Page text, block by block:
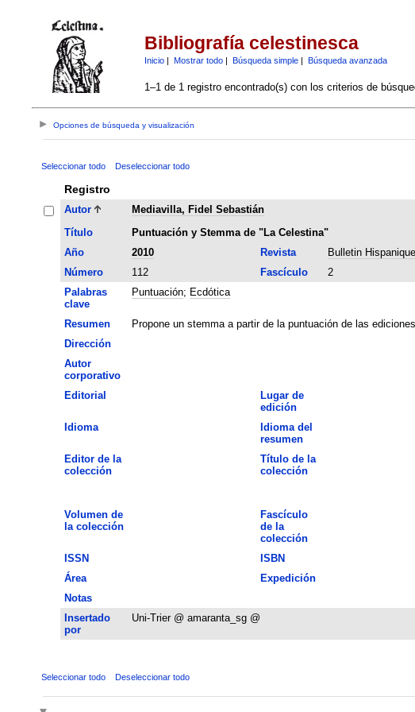
Bibliografía celestinesca
Inicio| Mostrar todo| Búsqueda simple| Búsqueda avanzada
1–1 de 1 registro encontrado(s) con los criterios de
Opciones de búsqueda y visualización
Seleccionar todo Deseleccionar todo
Registro
Autor
Mediavilla, Fidel Sebastián
Título
Puntuación y Stemma de "La Celestina"
Año
2010 Revista Bulletin Hispanique
Número
112 Fascículo 2
Palabras
clave
Puntuación; Ecdótica
Resumen
Propone un stemma a partir de la puntuación de las ediciones
Dirección
Autor
corporativo
Editorial
Lugar de
edición
Idioma
Idioma del
resumen
Editor de la
colección
Título de la
colección
Volumen de
la colección
Fascículo
de la
colección
ISSN ISBN
Área
Expedición
Notas
Insertado
por
Uni-Trier @ amaranta_sg @
Seleccionar todo Deseleccionar todo